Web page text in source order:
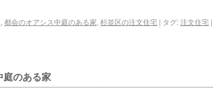
, 都会のオアシス中庭のある家, 杉並区の注文住宅 | タグ:注文住宅 |
のある家